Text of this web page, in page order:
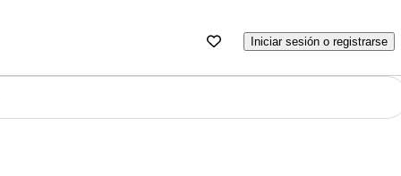
Iniciar sesión o registrarse